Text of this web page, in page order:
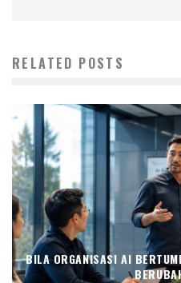
RELATED POSTS
BILA ORGANISASI AI